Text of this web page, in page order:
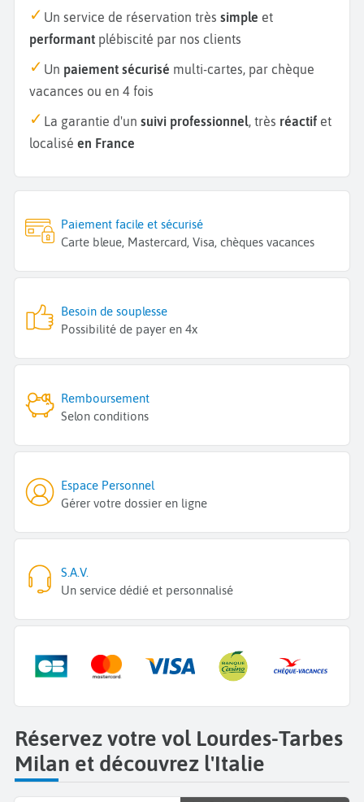
Un service de réservation très simple et
performant plébiscité par nos clients
Un paiement sécurisé multi-cartes, par chèque
vacances ou en 4 fois
La garantie d'un suivi professionnel, très réactif et
localisé en France
Paiement facile et sécurisé
Carte bleue, Mastercard, Visa, chèques vacances
Besoin de souplesse
Possibilité de payer en 4x
Remboursement
Selon conditions
Espace Personnel
Gérer votre dossier en ligne
S.A.V.
Un service dédié et personnalisé
Réservez votre vol Lourdes-Tarbes
Milan et découvrez l'Italie